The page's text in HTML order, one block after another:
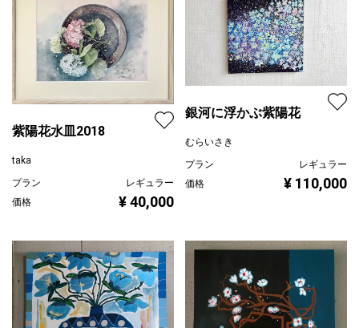
紫陽花水皿2018
taka
プラン
レギュラー
価格
¥ 40,000
銀河に浮かぶ紫陽花
むらいさき
プラン
レギュラー
価格
¥ 110,000